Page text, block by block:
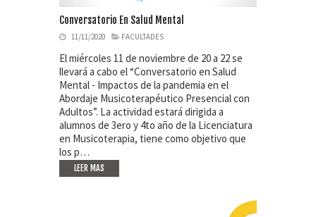
Conversatorio En Salud Mental
11/11/2020 FACULTADES
El miércoles 11 de noviembre de 20 a 22 se
llevará a cabo el “Conversatorio en Salud
Mental - Impactos de la pandemia en el
Abordaje Musicoterapéutico Presencial con
Adultos”. La actividad estará dirigida a
alumnos de 3ero y 4to año de la Licenciatura
en Musicoterapia, tiene como objetivo que
los p…
LEER MAS